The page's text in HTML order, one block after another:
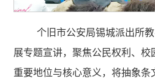
个旧市公安局锡城派出所
展专题宣讲，聚焦公民权利、
重要地位与核心意义，将抽象